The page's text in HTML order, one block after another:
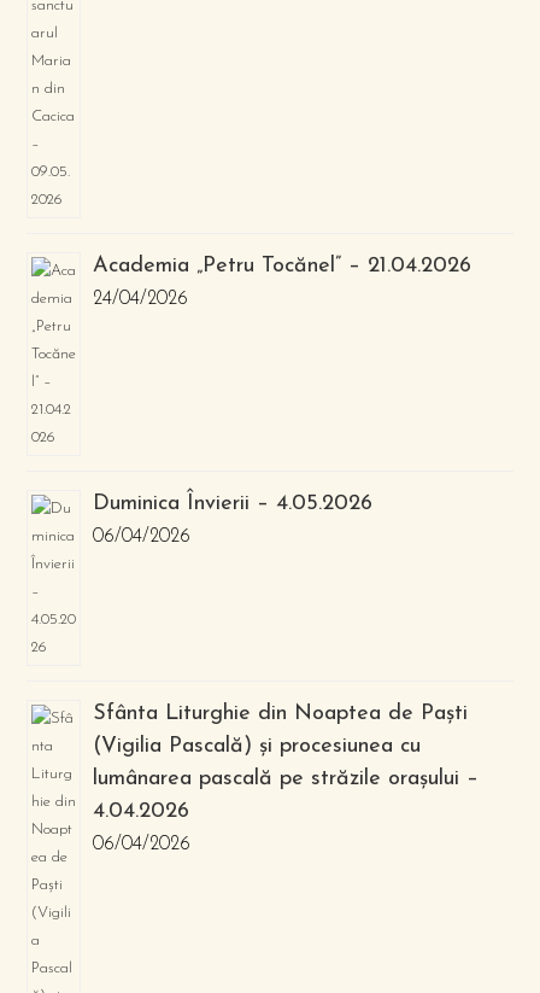
Academia „Petru Tocănel” – 21.04.2026
24/04/2026
Duminica Învierii – 4.05.2026
06/04/2026
Sfânta Liturghie din Noaptea de Paști
(Vigilia Pascală) și procesiunea cu
lumânarea pascală pe străzile orașului –
4.04.2026
06/04/2026